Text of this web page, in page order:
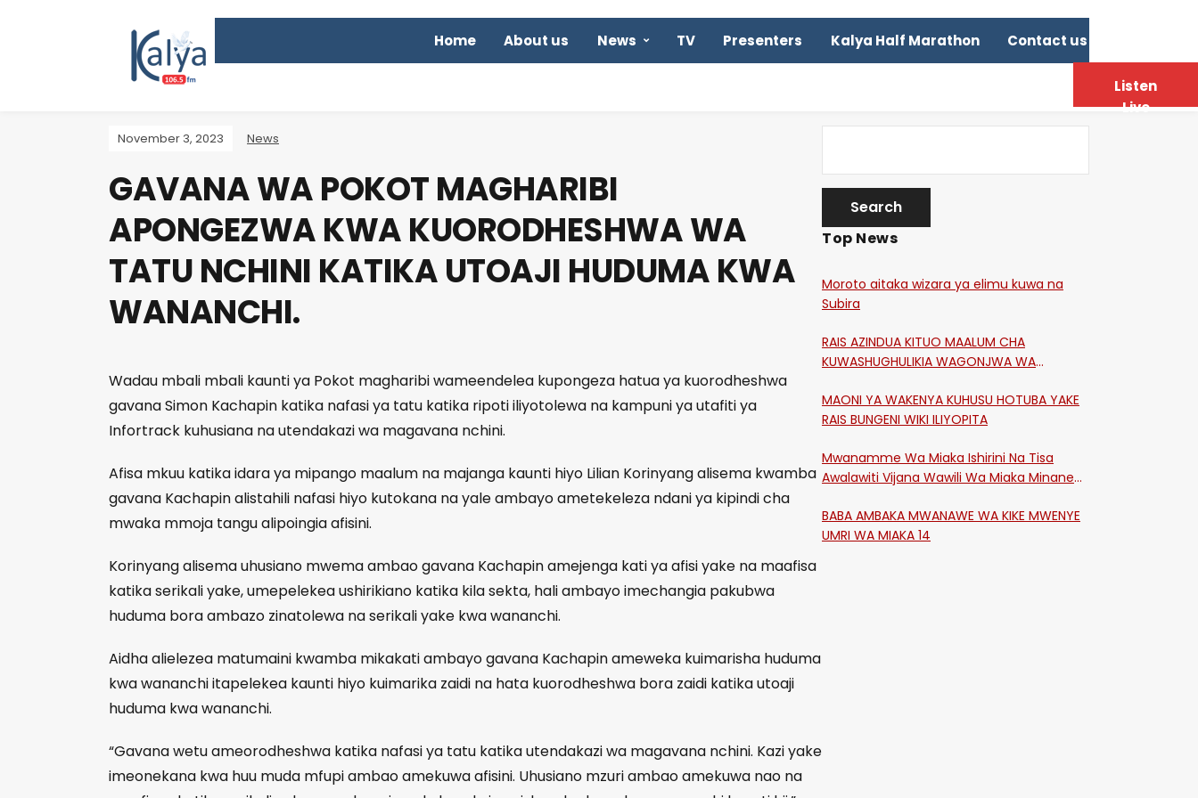
Home About us News TV Presenters Kalya Half Marathon Contact us
November 3, 2023 News
GAVANA WA POKOT MAGHARIBI
APONGEZWA KWA KUORODHESHWA WA
TATU NCHINI KATIKA UTOAJI HUDUMA KWA
WANANCHI.
Wadau mbali mbali kaunti ya Pokot magharibi wameendelea kupongeza hatua ya kuorodheshwa
gavana Simon Kachapin katika nafasi ya tatu katika ripoti iliyotolewa na kampuni ya utafiti ya
Infortrack kuhusiana na utendakazi wa magavana nchini.
Afisa mkuu katika idara ya mipango maalum na majanga kaunti hiyo Lilian Korinyang alisema kwamba
gavana Kachapin alistahili nafasi hiyo kutokana na yale ambayo ametekeleza ndani ya kipindi cha
mwaka mmoja tangu alipoingia afisini.
Korinyang alisema uhusiano mwema ambao gavana Kachapin amejenga kati ya afisi yake na maafisa
katika serikali yake, umepelekea ushirikiano katika kila sekta, hali ambayo imechangia pakubwa
huduma bora ambazo zinatolewa na serikali yake kwa wananchi.
Aidha alielezea matumaini kwamba mikakati ambayo gavana Kachapin ameweka kuimarisha huduma
kwa wananchi itapelekea kaunti hiyo kuimarika zaidi na hata kuorodheshwa bora zaidi katika utoaji
huduma kwa wananchi.
“Gavana wetu ameorodheshwa katika nafasi ya tatu katika utendakazi wa magavana nchini. Kazi yake
imeonekana kwa huu muda mfupi ambao amekuwa afisini. Uhusiano mzuri ambao amekuwa nao na
Top News
Moroto aitaka wizara ya elimu kuwa na
Subira
RAIS AZINDUA KITUO MAALUM CHA
KUWASHUGHULIKIA WAGONJWA WA
MAONI YA WAKENYA KUHUSU HOTUBA YAKE
RAIS BUNGENI WIKI ILIYOPITA
Mwanamme Wa Miaka Ishirini Na Tisa
Awalawiti Vijana Wawili Wa Miaka Minane
Shikangania, Kakamega
BABA AMBAKA MWANAWE WA KIKE MWENYE
UMRI WA MIAKA 14
Listen
Live